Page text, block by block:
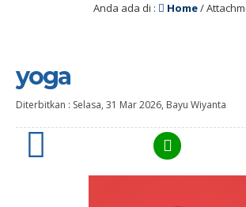
Anda ada di : Home/
yoga
Diterbitkan : Selasa, 31 Mar 2026, Bayu Wiyanta